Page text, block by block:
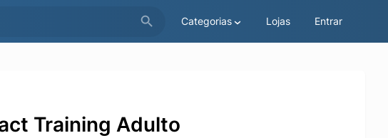
Categorias Lojas Entrar
Training Adulto